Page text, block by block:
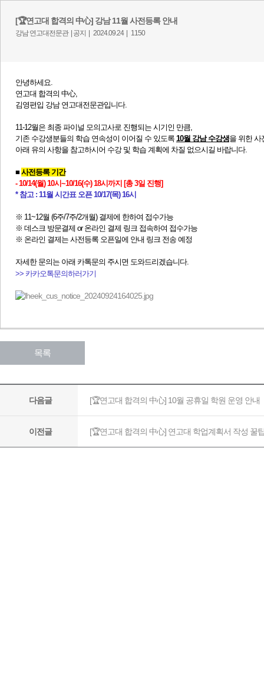
[🏆연고대 합격의 中心] 강남 11월 사전등록 안내
강남 연고대전문관 | 공지 | 2024.09.24 | 1150
안녕하세요.
연고대 합격의 中心,
김영편입 강남 연고대전문관입니다.
11-12월은 최종 파이널 모의고사로 진행되는 시기인 만큼,
기존 수강생분들의 학습 연속성이 이어질 수 있도록 10월 강남 수강생을 위한 사
​아래 유의 사항을 참고하시어 수강 및 학습 계획에 차질 없으시길 바랍니다.
■ 사전등록 기간
-10/14(월) 10시~10/16(수) 18시 까지 [총 3일 진행]
* 참고 : 11월 시간표 오픈 10/17(목) 16시
※ 11~12월 (6주/7주/2개월) 결제에 한하여 접수가능
※ 데스크 방문결제 or 온라인 결제 링크 접속하여 접수가능
※ 온라인 결제는 사전등록 오픈일에 안내 링크 전송 예정
자세한 문의는 아래 카톡문의 주시면 도와드리겠습니다.
>> 카카오톡문의하러가기
목록
다음글 [🏆연고대 합격의 中心] 10월 공휴일 학원 운영 안내
이전글 [🏆연고대 합격의 中心] 연고대 학업계획서 작성 꿀